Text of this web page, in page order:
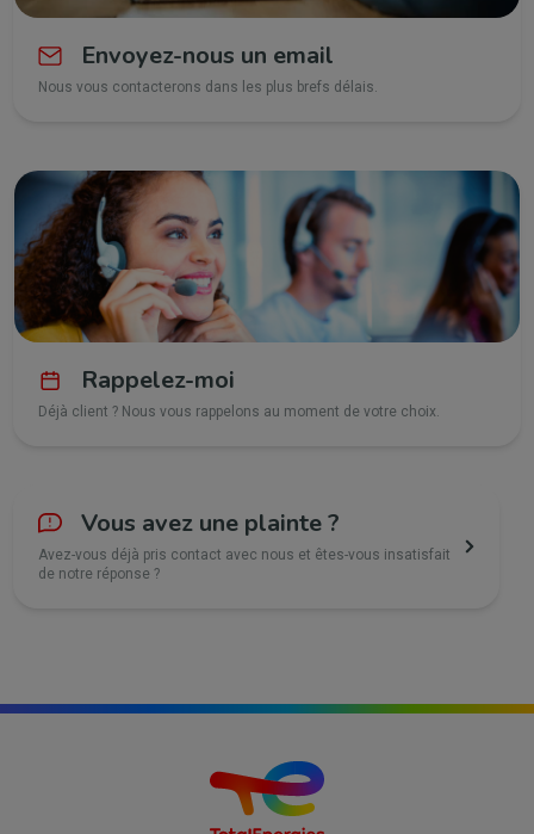
Envoyez-nous un email
Nous vous contacterons dans les plus brefs délais.
Rappelez-moi
Déjà client ? Nous vous rappelons au moment de votre choix.
Vous avez une plainte ?
Avez-vous déjà pris contact avec nous et êtes-vous insatisfait
de notre réponse ?